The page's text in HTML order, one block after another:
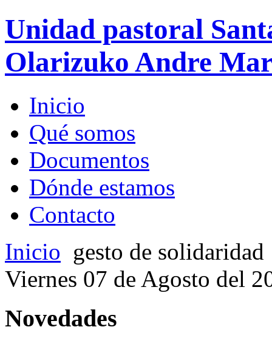
Unidad pastoral
Olarizuko Andre
Inicio
Qué somos
Documentos
Dónde estamos
Contacto
Inicio gesto de
Viernes 07 de Agosto del
Novedades